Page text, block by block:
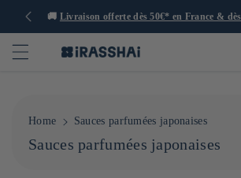
dès 50€* en France & dès 90€ en Europe
Home Sauces parfumées japonaises
C
Sauces parfumées japonaises